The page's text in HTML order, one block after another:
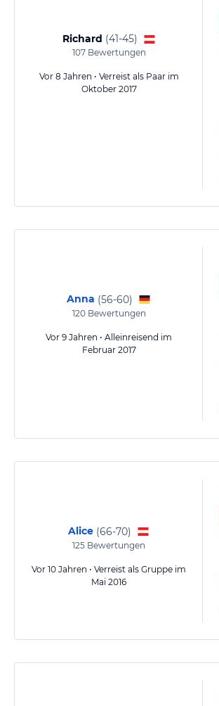
Richard (41-45)
107Bewertungen
Vor 8 Jahren • Verreist als Paar im
Oktober 2017
Anna (56-60)
120Bewertungen
Vor 9 Jahren • Alleinreisend im
Februar 2017
Alice (66-70)
125 Bewertungen
Vor 10 Jahren • Verreist als Gruppe im
Mai 2016